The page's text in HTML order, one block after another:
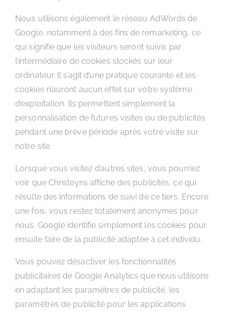
Nous utilisons également le réseau AdWords de
Google, notamment à des fins de remarketing, ce
qui signifie que les visiteurs seront suivis par
l’intermédiaire de cookies stockés sur leur
ordinateur. Il s’agit d’une pratique courante et les
cookies n’auront aucun effet sur votre système
d’exploitation. Ils permettent simplement la
personnalisation de futures visites ou de publicités
pendant une brève période après votre visite sur
notre site.
Lorsque vous visitez d’autres sites, vous pourriez
voir que Christeyns affiche des publicités, ce qui
résulte des informations de suivi de ce tiers. Encore
une fois, vous restez totalement anonymes pour
nous. Google identifie simplement les cookies pour
ensuite faire de la publicité adaptée à cet individu.
Vous pouvez désactiver les fonctionnalités
publicitaires de Google Analytics que nous utilisons
en adaptant les paramètres de publicité, les
paramètres de publicité pour les applications